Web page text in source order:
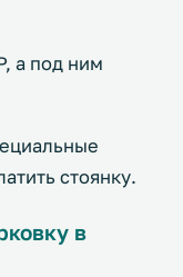
а под ним
стоянку.
в